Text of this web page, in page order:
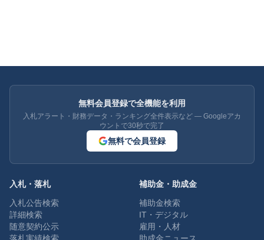
無料会員登録で全機能を利用
入札アラート・財務データ・ランキング全件表示など — Googleアカ
ウントで30秒で完了
無料で会員登録
入札・落札
入札公告検索
詳細検索
随意契約公示
補助金・助成金
補助金検索
IT・デジタル
雇用・人材